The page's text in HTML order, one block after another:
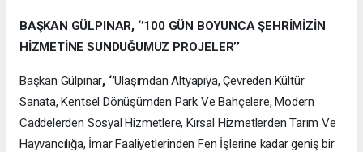
BAŞKAN GÜLPINAR, ‘’100 GÜN BOYUNCA ŞEHRİMİZİN
HİZMETİNE SUNDUĞUMUZ PROJELER’’
Başkan Gülpınar, ‘’Ulaşımdan Altyapıya, Çevreden Kültür
Sanata, Kentsel Dönüşümden Park Ve Bahçelere, Modern
Caddelerden Sosyal Hizmetlere, Kırsal Hizmetlerden Tarım Ve
Hayvancılığa, İmar Faaliyetlerinden Fen İşlerine kadar geniş bir